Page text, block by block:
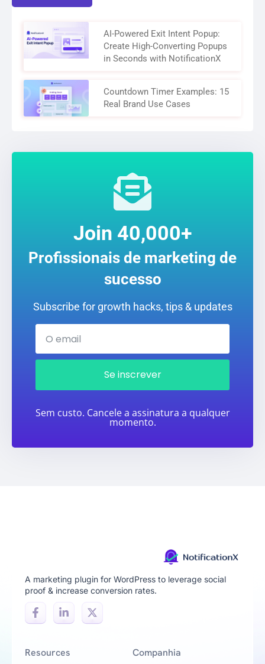
AI-Powered Exit Intent Popup:
Create High-Converting Popups
in Seconds with NotificationX
Countdown Timer Examples: 15
Real Brand Use Cases
Join 40,000+
Profissionais de marketing de
sucesso
Subscribe for growth hacks, tips & updates
Se inscrever
Sem custo. Cancele a assinatura a qualquer
momento.
A marketing plugin for WordPress to leverage social
proof & increase conversion rates.
Resources Companhia